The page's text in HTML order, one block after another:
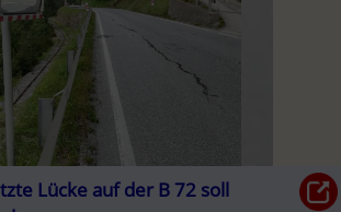
Lücke auf der B 72 soll